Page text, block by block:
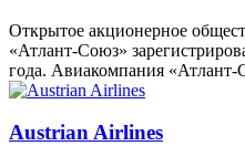
Открытое акционерное
«Атлант-Союз»
года. Авиакомпания
Austrian Airlines